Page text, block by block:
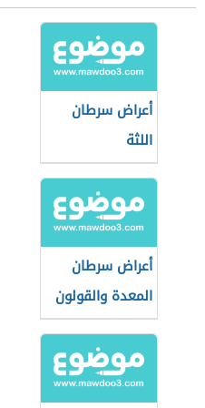
أعراض سرطان
اللثة
أعراض سرطان
المعدة والقولون